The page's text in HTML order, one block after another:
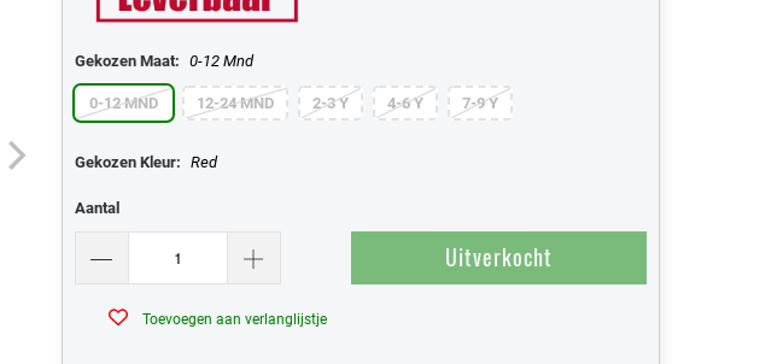
Gekozen Maat: 0-12 Mnd
0-12 MND 12-24 MND 2-3 Y 4-6 Y 7-9 Y
Gekozen Kleur: Red
Aantal
Uitverkocht
Toevoegen aan verlanglijstje